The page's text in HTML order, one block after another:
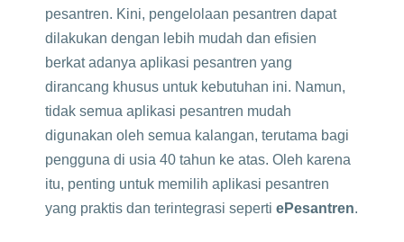
pesantren. Kini, pengelolaan pesantren dapat
dilakukan dengan lebih mudah dan efisien
berkat adanya aplikasi pesantren yang
dirancang khusus untuk kebutuhan ini. Namun,
tidak semua aplikasi pesantren mudah
digunakan oleh semua kalangan, terutama bagi
pengguna di usia 40 tahun ke atas. Oleh karena
itu, penting untuk memilih aplikasi pesantren
yang praktis dan terintegrasi seperti ePesantren.